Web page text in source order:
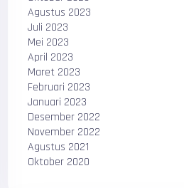
Agustus 2023
Juli 2023
Mei 2023
April 2023
Maret 2023
Februari 2023
Januari 2023
Desember 2022
November 2022
Agustus 2021
Oktober 2020